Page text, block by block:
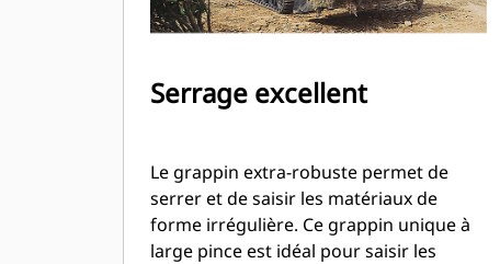
Serrage excellent
Le grappin extra-robuste permet de
serrer et de saisir les matériaux de
forme irrégulière. Ce grappin unique à
large pince est idéal pour saisir les